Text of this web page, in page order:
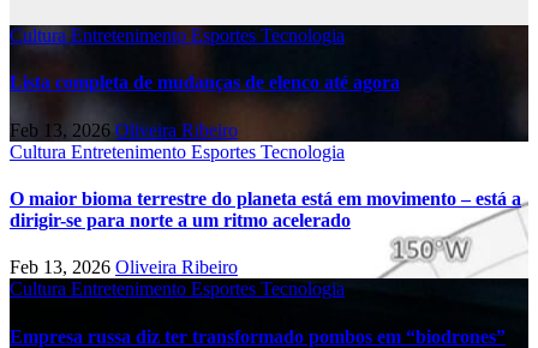
Cultura Entretenimento Esportes Tecnologia
Lista completa de mudanças de elenco até agora
Feb 13, 2026 Oliveira Ribeiro
Cultura Entretenimento Esportes Tecnologia
O maior bioma terrestre do planeta está em movimento – está a
dirigir-se para norte a um ritmo acelerado
Feb 13, 2026 Oliveira Ribeiro
Cultura Entretenimento Esportes Tecnologia
Empresa russa diz ter transformado pombos em “biodrones”